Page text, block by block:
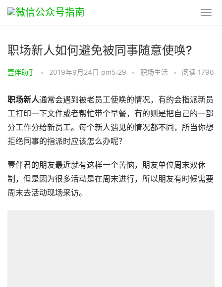
职场新人如何避免被同事随意使唤?
壹伴助手 • 2019年9月24日 pm5:29 • 职场生活 • 阅读 1796
职场新人通常会遇到被老员工使唤的情况，有的会指派新员
工打印一下文件或者帮忙带个早餐，有的则是把自己的一部
分工作分给新员工。每个新人遇见的情况都不同，所当你想
拒绝同事的指派时应该怎么办呢？
壹伴君的朋友最近就有这样一个苦恼，朋友单位周末双休
制，但是因为很多活动是在周末进行，所以朋友有时候需要
周末去活动现场采访。